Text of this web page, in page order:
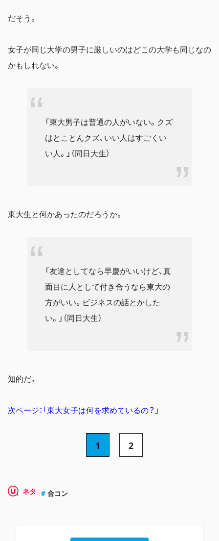
だそう。
女子が同じ大学の男子に厳しいのはどこの大学も同じなの
かもしれない。
「東大男子は普通の人がいない。クズ
はとことんクズ、いい人はすごくい
い人。」（同日大生）
東大生と何かあったのだろうか。
「友達としてなら早慶がいいけど、真
面目に人として付き合うなら東大の
方がいい。ビジネスの話とかした
い。」（同日大生）
知的だ。
次ページ：「東大女子は何を求めているの？」
1 2
ネタ 合コン